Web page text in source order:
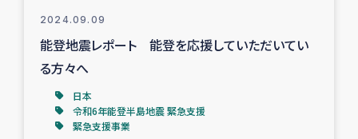
令和6年能登半島地震 緊急支援
2024.09.09
能登地震レポート 能登を応援していただいてい
る方々へ
日本
令和6年能登半島地震 緊急支援
緊急支援事業